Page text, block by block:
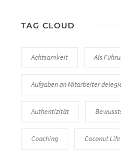
TAG CLOUD
Achtsamkeit Als
Aufgaben an Mitarbeiter
Authentizität
Coaching Coconut Life